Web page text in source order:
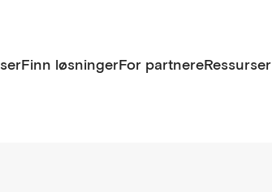
Finn løsningerFor partnereRessurser